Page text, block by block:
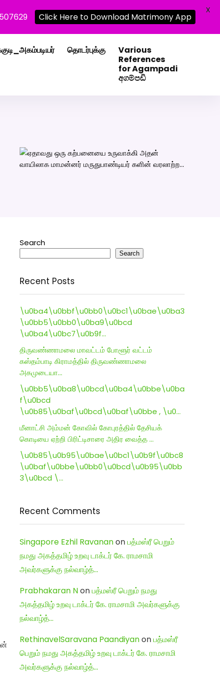
தொடர்புக்கு
Various
References
for Agampadi
අගම්පඩි
Search
Search
Recent Posts
\u0ba4\u0bbf\u0bb0\u0bc1\u0bae\u0ba3
\u0bb5\u0bb0\u0ba9\u0bcd
\u0ba4\u0bc7\u0b9f…
திருவண்ணாமலை மாவட்டம் போளூர் வட்டம்
கஸ்தம்பாடி கிராமத்தில் திருவண்ணாமலை
அகமுடையா…
\u0bb5\u0ba8\u0bcd\u0ba4\u0bbe\u0ba
f\u0bcd
\u0b85\u0baf\u0bcd\u0baf\u0bbe , \u0…
மீனாட்சி அம்மன் கோவில் கோபுரத்தில் தேசியக்
கொடியை ஏற்றி பிரிட்டிசாரை அதிர வைத்த …
\u0b85\u0b95\u0bae\u0bc1\u0b9f\u0bc8
\u0baf\u0bbe\u0bb0\u0bcd\u0b95\u0bb
3\u0bcd \…
Recent Comments
Singapore Ezhil Ravananonபத்மஸ்ரீ பெறும்
நமது அகத்தமிழ் உறவு டாக்டர் கே. ராமசாமி
அவர்களுக்கு நல்வாழ்த்…
Prabhakaran Nonபத்மஸ்ரீ பெறும் நமது
அகத்தமிழ் உறவு டாக்டர் கே. ராமசாமி அவர்களுக்கு
நல்வாழ்த்…
RethinavelSaravana Paandiyanonபத்மஸ்ரீ
பெறும் நமது அகத்தமிழ் உறவு டாக்டர் கே. ராமசாமி
அவர்களுக்கு நல்வாழ்த்…
Click Here to Download Matrimony App
X